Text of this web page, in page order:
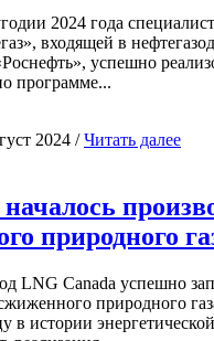
2024 года
входящей в
успешно
программе...
2024 /Читать далее
природного
LNG Canada успешно
природного
в истории